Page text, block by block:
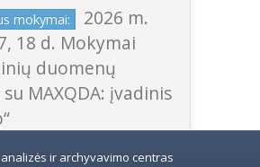
mokymai:
2026 m.
18 d. Mokymai
duomenų
MAXQDA: įvadinis
ir archyvavimo centras